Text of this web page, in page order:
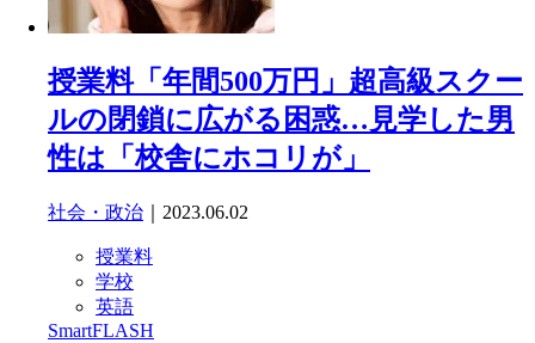
授業料「年間500万円」超高級スクー
ルの閉鎖に広がる困惑…見学した男
性は「校舎にホコリが」
社会・政治 ｜2023.06.02
授業料
学校
英語
SmartFLASH